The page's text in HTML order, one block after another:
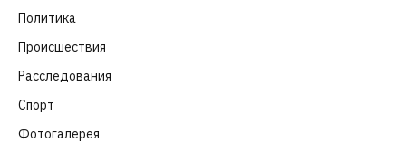
Политика
Происшествия
Расследования
Спорт
Фотогалерея